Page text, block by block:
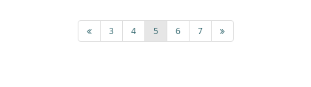
3 4 5 6 7